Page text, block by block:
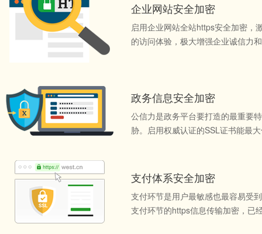
企业网站安全加密
启用企业网站全站https安全加密，
的访问体验，极大增强企业诚信力
政务信息安全加密
公信力是政务平台要打造的最重要
胁。启用权威认证的SSL证书能最
支付体系安全加密
支付环节是用户最敏感也最容易受
支付环节的https信息传输加密，已